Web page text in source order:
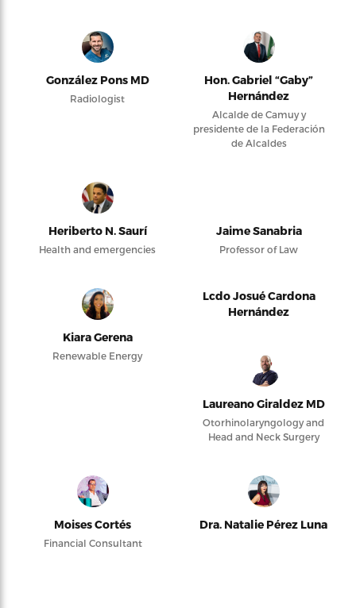
González Pons MD
Radiologist
Hon. Gabriel “Gaby”
Hernández
Alcalde de Camuy y
presidente de la Federación
de Alcaldes
Heriberto N. Saurí
Health and emergencies
Jaime Sanabria
Professor of Law
Kiara Gerena
Renewable Energy
Lcdo Josué Cardona
Hernández
Laureano Giraldez MD
Otorhinolaryngology and
Head and Neck Surgery
Moises Cortés
Financial Consultant
Dra. Natalie Pérez Luna